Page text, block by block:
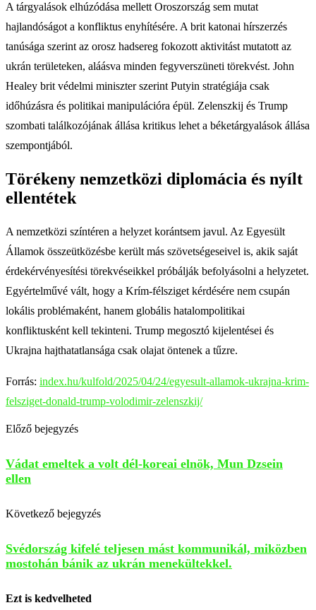
A tárgyalások elhúzódása mellett Oroszország sem mutat
hajlandóságot a konfliktus enyhítésére. A brit katonai hírszerzés
tanúsága szerint az orosz hadsereg fokozott aktivitást mutatott az
ukrán területeken, aláásva minden fegyverszüneti törekvést. John
Healey brit védelmi miniszter szerint Putyin stratégiája csak
időhúzásra és politikai manipulációra épül. Zelenszkij és Trump
szombati találkozójának állása kritikus lehet a béketárgyalások állása
szempontjából.
Törékeny nemzetközi diplomácia és nyílt
ellentétek
A nemzetközi színtéren a helyzet korántsem javul. Az Egyesült
Államok összeütközésbe került más szövetségeseivel is, akik saját
érdekérvényesítési törekvéseikkel próbálják befolyásolni a helyzetet.
Egyértelművé vált, hogy a Krím-félsziget kérdésére nem csupán
lokális problémaként, hanem globális hatalompolitikai
konfliktusként kell tekinteni. Trump megosztó kijelentései és
Ukrajna hajthatatlansága csak olajat öntenek a tűzre.
Forrás: index.hu/kulfold/2025/04/24/egyesult-allamok-ukrajna-krim-
felsziget-donald-trump-volodimir-zelenszkij/
Előző bejegyzés
Vádat emeltek a volt dél-koreai elnök, Mun Dzsein
ellen
Következő bejegyzés
Svédország kifelé teljesen mást kommunikál, miközben
mostohán bánik az ukrán menekültekkel.
Ezt is kedvelheted